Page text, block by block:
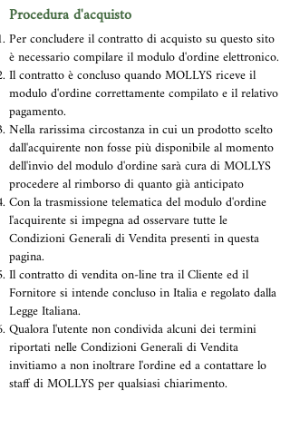
Procedura d'acquisto
Per concludere il contratto di acquisto su questo sito
è necessario compilare il modulo d'ordine elettronico.
Il contratto è concluso quando MOLLYS riceve il
modulo d'ordine correttamente compilato e il relativo
pagamento.
Nella rarissima circostanza in cui un prodotto scelto
dall'acquirente non fosse più disponibile al momento
dell'invio del modulo d'ordine sarà cura di MOLLYS
procedere al rimborso di quanto già anticipato
Con la trasmissione telematica del modulo d'ordine
l'acquirente si impegna ad osservare tutte le
Condizioni Generali di Vendita presenti in questa
pagina.
Il contratto di vendita on-line tra il Cliente ed il
Fornitore si intende concluso in Italia e regolato dalla
Legge Italiana.
Qualora l'utente non condivida alcuni dei termini
riportati nelle Condizioni Generali di Vendita
invitiamo a non inoltrare l'ordine ed a contattare lo
staff di MOLLYS per qualsiasi chiarimento.